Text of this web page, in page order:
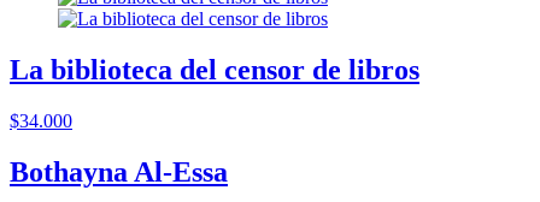
La biblioteca del censor de libros
$34.000
Bothayna Al-Essa